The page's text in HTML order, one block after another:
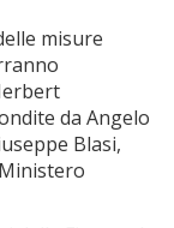
misure
da Angelo
Blasi,